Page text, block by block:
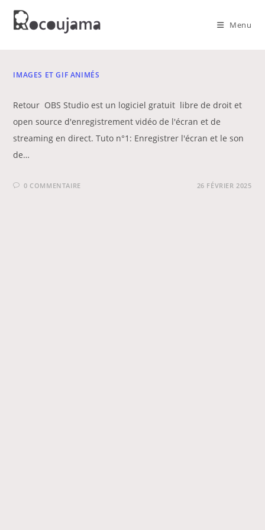
Skip
Menu
IMAGES ET GIF ANIMÉS
Retour OBS Studio est un logiciel gratuit libre de droit et
open source d'enregistrement vidéo de l'écran et de
streaming en direct. Tuto n°1: Enregistrer l'écran et le son
de…
0 COMMENTAIRE 26 FÉVRIER 2025